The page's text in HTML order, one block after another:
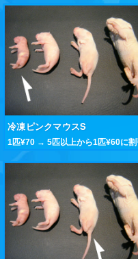
冷凍ピンクマウスS
1匹¥70 → 5匹以上から1匹¥60に割